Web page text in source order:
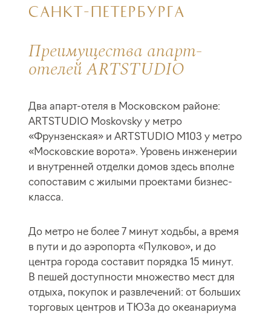
САНКТ-ПЕТЕРБУРГА
Преимущества апарт-
отелей ARTSTUDIO
Два апарт-отеля в Московском районе:
ARTSTUDIO Moskovsky у метро
«Фрунзенская» и ARTSTUDIO M103 у метро
«Московские ворота». Уровень инженерии
и внутренней отделки домов здесь вполне
сопоставим с жилыми проектами бизнес-
класса.
До метро не более 7 минут ходьбы, а время
в пути и до аэропорта «Пулково», и до
центра города составит порядка 15 минут.
В пешей доступности множество мест для
отдыха, покупок и развлечений: от больших
торговых центров и ТЮЗа до океанариума